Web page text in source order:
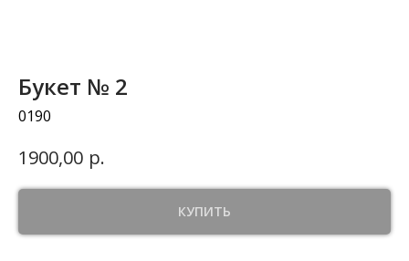
Букет № 2
0190
1900,00 р.
КУПИТЬ